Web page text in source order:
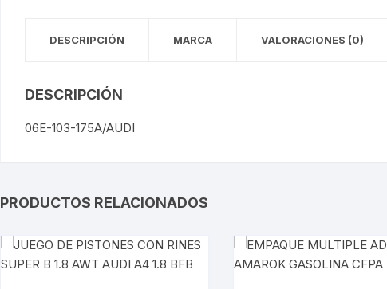
TRANSPORTER
DESCRIPCIÓN MARCA VALORACIONES (0)
DESCRIPCIÓN
06E-103-175A/AUDI
PRODUCTOS RELACIONADOS